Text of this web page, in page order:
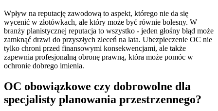
Wpływ na reputację zawodową to aspekt, którego nie da się
wycenić w złotówkach, ale który może być równie bolesny. W
branży planistycznej reputacja to wszystko - jeden głośny błąd może
zamknąć drzwi do przyszłych zleceń na lata. Ubezpieczenie OC nie
tylko chroni przed finansowymi konsekwencjami, ale także
zapewnia profesjonalną obronę prawną, która może pomóc w
ochronie dobrego imienia.
OC obowiązkowe czy dobrowolne dla
specjalisty planowania przestrzennego?